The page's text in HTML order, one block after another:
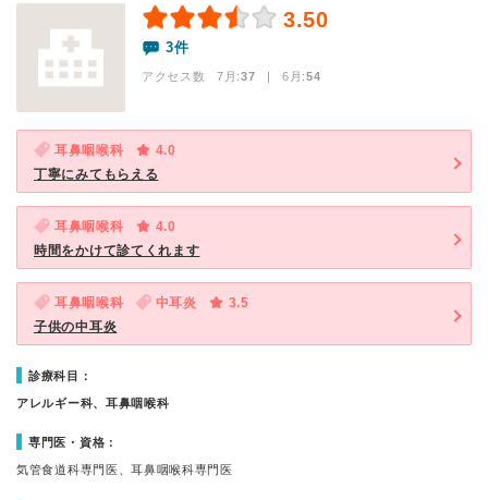
3.50
3件
アクセス数 7月:37 | 6月:54
耳鼻咽喉科
4.0
丁寧にみてもらえる
耳鼻咽喉科
4.0
時間をかけて診てくれます
耳鼻咽喉科 中耳炎
3.5
子供の中耳炎
診療科目：
アレルギー科、耳鼻咽喉科
専門医・資格：
気管食道科専門医、耳鼻咽喉科専門医